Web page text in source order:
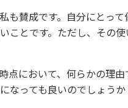
も賛成です。自分にとっ
ことです。ただし、その
点において、何らかの理
なっても良いのでしょうか